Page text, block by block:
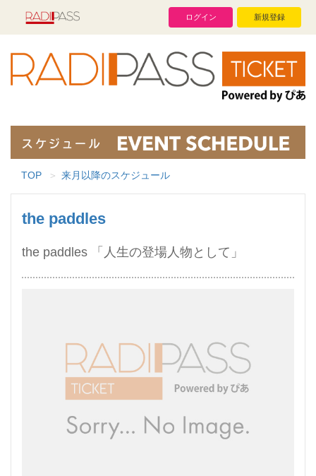
ログイン 新規登録
TOP 来月以降のスケジュール
the paddles
the paddles 「⼈⽣の登場⼈物として」